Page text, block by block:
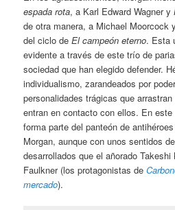
espada rota, a Karl Edward Wagner y
de otra manera, a Michael Moorcock
del ciclo deEl campeón eterno. Esta
evidente a través de este trío de
sociedad que han elegido defender.
individualismo, zarandeados por
personalidades trágicas que
entran en contacto con ellos. En
forma parte del panteón de
Morgan, aunque con unos sentidos
desarrollados que el añorado
Faulkner (los protagonistas de
mercado).